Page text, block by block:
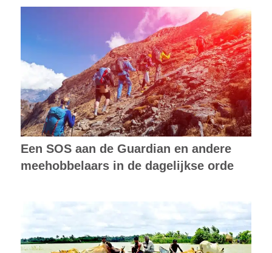
Een SOS aan de Guardian en andere
meehobbelaars in de dagelijkse orde